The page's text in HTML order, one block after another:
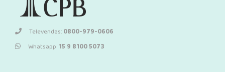
Televendas:0800-979-0606
Whatsapp:15 9 8100 5073